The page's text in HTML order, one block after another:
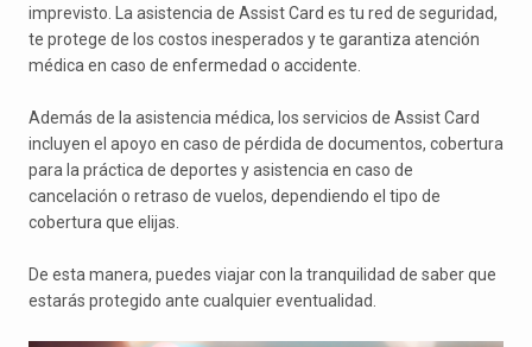
imprevisto. La asistencia de Assist Card es tu red de seguridad,
te protege de los costos inesperados y te garantiza atención
médica en caso de enfermedad o accidente.
Además de la asistencia médica, los servicios de Assist Card
incluyen el apoyo en caso de pérdida de documentos, cobertura
para la práctica de deportes y asistencia en caso de
cancelación o retraso de vuelos, dependiendo el tipo de
cobertura que elijas.
De esta manera, puedes viajar con la tranquilidad de saber que
estarás protegido ante cualquier eventualidad.